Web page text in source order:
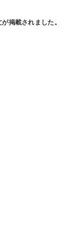
掲載されました。